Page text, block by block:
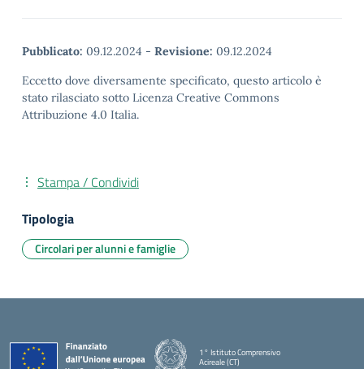
Pubblicato: 09.12.2024 - Revisione: 09.12.2024
Eccetto dove diversamente specificato, questo articolo è
stato rilasciato sotto Licenza Creative Commons
Attribuzione 4.0 Italia.
Stampa / Condividi
Tipologia
Circolari per alunni e famiglie
1° Istituto Comprensivo
Acireale (CT)